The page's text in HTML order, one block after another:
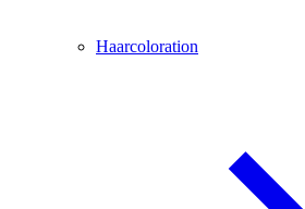
Haarcoloration